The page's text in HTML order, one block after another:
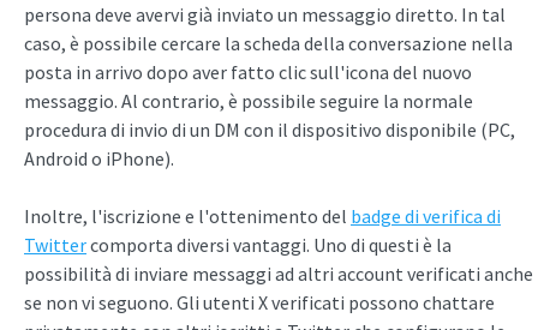
persona deve avervi già inviato un messaggio diretto. In tal
caso, è possibile cercare la scheda della conversazione nella
posta in arrivo dopo aver fatto clic sull'icona del nuovo
messaggio. Al contrario, è possibile seguire la normale
procedura di invio di un DM con il dispositivo disponibile (PC,
Android o iPhone).
Inoltre, l'iscrizione e l'ottenimento del badge di verifica di
Twittercomporta diversi vantaggi. Uno di questi è la
possibilità di inviare messaggi ad altri account verificati anche
se non vi seguono. Gli utenti X verificati possono chattare